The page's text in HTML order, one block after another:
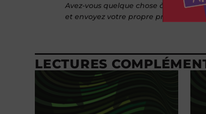
Avez-vous quelque chose à dire sur
et envoyez votre propre proposition.
LECTURES